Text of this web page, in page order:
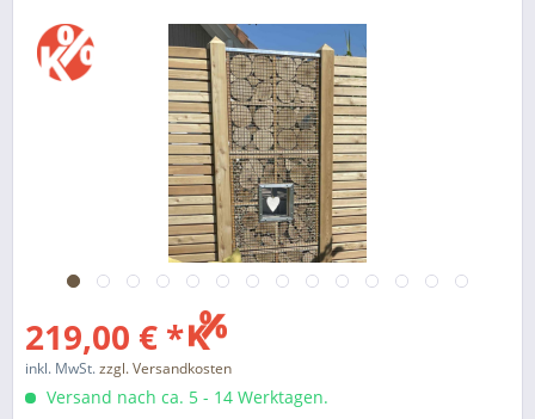
219,00 € *
inkl. MwSt.zzgl. Versandkosten
Versand nach ca. 5 - 14 Werktagen.